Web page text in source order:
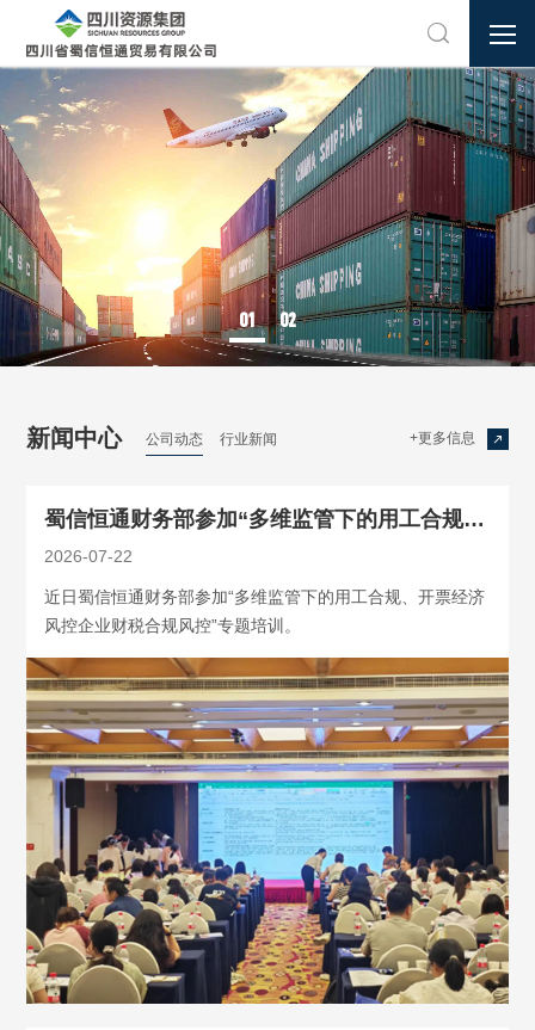

01 02
新闻中心 公司动态 行业新闻 +更多信息 
蜀信恒通财务部参加“多维监管下的用工合规、开票经济风控企业财税合规风控”专题培训
2026-07-22
近日蜀信恒通财务部参加“多维监管下的用工合规、开票经济
风控企业财税合规风控”专题培训。